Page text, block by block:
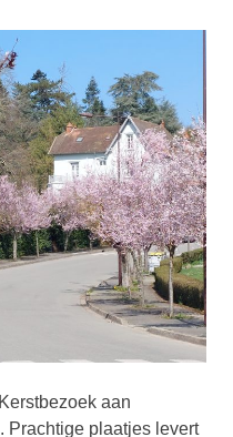
aan
Prachtige plaatjes levert